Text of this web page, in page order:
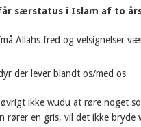
særstatus i Islam af to
Allahs fred og velsignelser
der lever blandt os/med os
ikke wudu at røre noget
rører en gris, vil det ikke bryde